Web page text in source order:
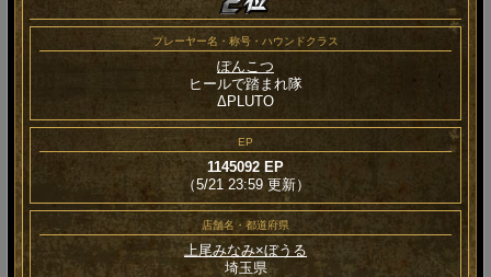
プレーヤー名・称号・ハウンドクラス
ぽんこつ
ヒールで踏まれ隊
ΔPLUTO
EP
1145092 EP
（5/21 23:59 更新）
店舗名・都道府県
上尾みなみ×ぼうる
埼玉県